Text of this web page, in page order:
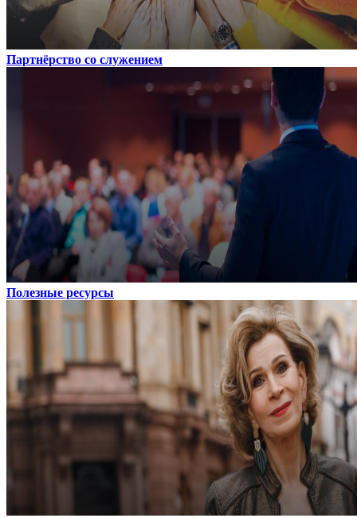
Партнёрство со служением
Полезные ресурсы